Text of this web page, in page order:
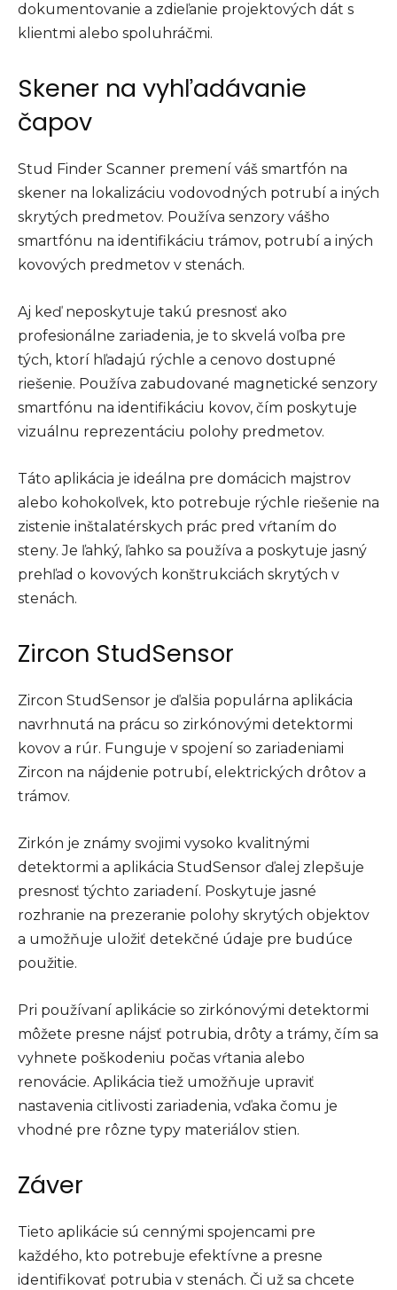
dokumentovanie a zdieľanie projektových dát s
klientmi alebo spoluhráčmi.
Skener na vyhľadávanie
čapov
Stud Finder Scanner premení váš smartfón na
skener na lokalizáciu vodovodných potrubí a iných
skrytých predmetov. Používa senzory vášho
smartfónu na identifikáciu trámov, potrubí a iných
kovových predmetov v stenách.
Aj keď neposkytuje takú presnosť ako
profesionálne zariadenia, je to skvelá voľba pre
tých, ktorí hľadajú rýchle a cenovo dostupné
riešenie. Používa zabudované magnetické senzory
smartfónu na identifikáciu kovov, čím poskytuje
vizuálnu reprezentáciu polohy predmetov.
Táto aplikácia je ideálna pre domácich majstrov
alebo kohokoľvek, kto potrebuje rýchle riešenie na
zistenie inštalatérskych prác pred vŕtaním do
steny. Je ľahký, ľahko sa používa a poskytuje jasný
prehľad o kovových konštrukciách skrytých v
stenách.
Zircon StudSensor
Zircon StudSensor je ďalšia populárna aplikácia
navrhnutá na prácu so zirkónovými detektormi
kovov a rúr. Funguje v spojení so zariadeniami
Zircon na nájdenie potrubí, elektrických drôtov a
trámov.
Zirkón je známy svojimi vysoko kvalitnými
detektormi a aplikácia StudSensor ďalej zlepšuje
presnosť týchto zariadení. Poskytuje jasné
rozhranie na prezeranie polohy skrytých objektov
a umožňuje uložiť detekčné údaje pre budúce
použitie.
Pri používaní aplikácie so zirkónovými detektormi
môžete presne nájsť potrubia, drôty a trámy, čím sa
vyhnete poškodeniu počas vŕtania alebo
renovácie. Aplikácia tiež umožňuje upraviť
nastavenia citlivosti zariadenia, vďaka čomu je
vhodné pre rôzne typy materiálov stien.
Záver
Tieto aplikácie sú cennými spojencami pre
každého, kto potrebuje efektívne a presne
identifikovať potrubia v stenách. Či už sa chcete